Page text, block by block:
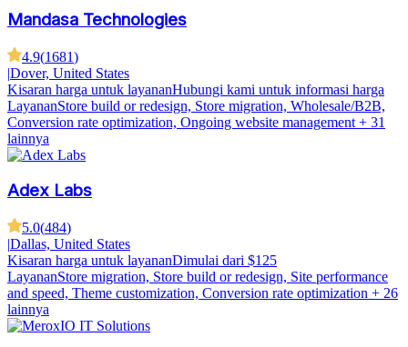
Mandasa Technologies
4.9(1681)
|Dover, United States
Kisaran harga untuk layananHubungi kami untuk informasi harga
LayananStore build or redesign, Store migration, Wholesale/B2B,
Conversion rate optimization, Ongoing website management + 31
lainnya
Adex Labs
5.0(484)
|Dallas, United States
Kisaran harga untuk layananDimulai dari $125
LayananStore migration, Store build or redesign, Site performance
and speed, Theme customization, Conversion rate optimization + 26
lainnya